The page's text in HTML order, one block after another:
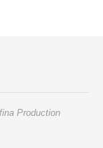
Production